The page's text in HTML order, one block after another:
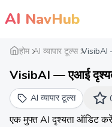
AI NavHub
होम AI व्यापार टूल्स VisibAI
VisibAI — एआई
ChatGPT को आपकी
AI व्यापार टूल्स
एक मुफ्त AI दृश्यता ऑडिट